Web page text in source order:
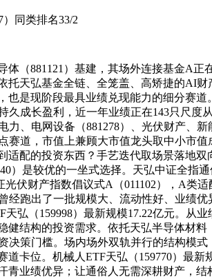
同类排名33/2
（881121）基建，其场外连接基金A正
托天弘基金全链、全笼盖、高矫捷的AI
也是现阶段最具业绩兑现能力的细分赛
久成长盈利，近一年业绩正在143只尺度
力、电网设备（881278）、光伏财产、
赛道，市值上兼顾大市值龙头取中小市
适配的投资东西？手艺迭代取场景落地
）是较优的一坐式选择。天弘中证全
光伏财产指数倡议式A（011102），A类
经跑出了一批规模大、流动性好、业绩
弘（159998）最新规模17.22亿元。从
健结构的投资需求。依托天弘半导体材
决策门槛。场内场外双轨并行的结构模
卡位。机械人ETF天弘（159770）最
青业绩优异；让通俗人无需深耕财产，